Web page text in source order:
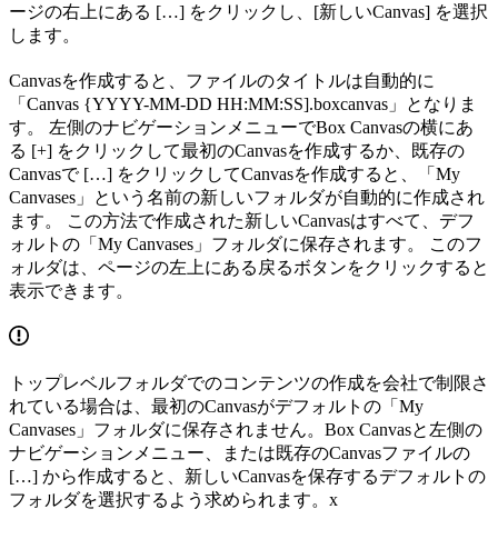
ージの右上にある […] をクリックし、[新しいCanvas] を選択
します。
Canvasを作成すると、ファイルのタイトルは自動的に
「Canvas {YYYY-MM-DD HH:MM:SS].boxcanvas」となりま
す。 左側のナビゲーションメニューでBox Canvasの横にあ
る [+] をクリックして最初のCanvasを作成するか、既存の
Canvasで […] をクリックしてCanvasを作成すると、「My
Canvases」という名前の新しいフォルダが自動的に作成され
ます。 この方法で作成された新しいCanvasはすべて、デフ
ォルトの「My Canvases」フォルダに保存されます。 このフ
ォルダは、ページの左上にある戻るボタンをクリックすると
表示できます。
トップレベルフォルダでのコンテンツの作成を会社で制限さ
れている場合は、最初のCanvasがデフォルトの「My
Canvases」フォルダに保存されません。Box Canvasと左側の
ナビゲーションメニュー、または既存のCanvasファイルの
[…] から作成すると、新しいCanvasを保存するデフォルトの
フォルダを選択するよう求められます。x